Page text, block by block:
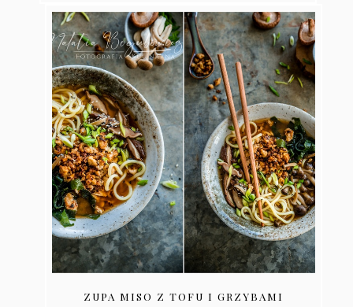
ZUPA MISO Z TOFU I GRZYBAMI